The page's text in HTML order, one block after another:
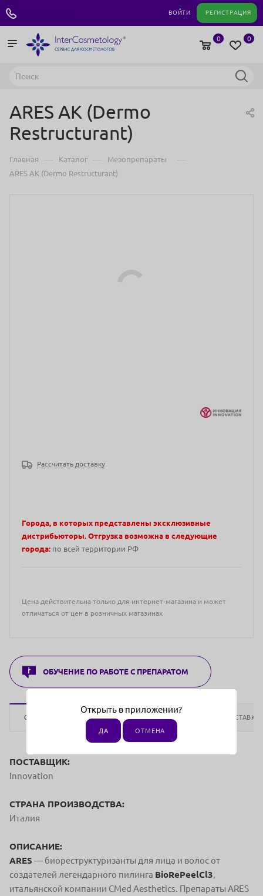
ВОЙТИ РЕГИСТРАЦИЯ
0
0
ARES AK (Dermo
Restructurant)
Главная — Каталог — Мезопрепараты —
ARES AK (Dermo Restructurant)
Рассчитать доставку
Города, в которых представлены эксклюзивные
дистрибьюторы. Отгрузка возможна в следующие
города: по всей территории РФ
Цена действительна только для интернет-магазина и может
отличаться от цен в розничных магазинах
ОБУЧЕНИЕ ПО РАБОТЕ С ПРЕПАРАТОМ
ОПИСАНИЕ ОТЗЫВЫ ДОСТАВКА
ПОСТАВЩИК:
Innovation
СТРАНА ПРОИЗВОДСТВА:
Италия
ОПИСАНИЕ:
ARES — биореструктуризанты для лица и волос от
создателей легендарного пилинга BioRePeelCl3,
итальянской компании CMed Aesthetics. Препараты ARES
Открыть в приложении?
ДА ОТМЕНА